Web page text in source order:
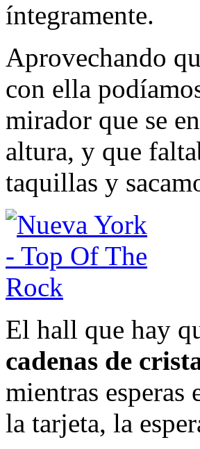
íntegramente.
Aprovechando
con ella
mirador que se
altura, y que
taquillas y
El hall que hay
cadenas de
mientras esperas
la tarjeta, la